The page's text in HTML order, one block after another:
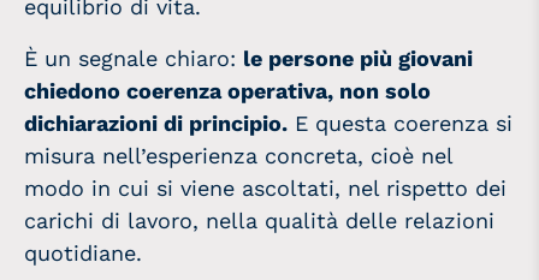
equilibrio di vita.
È un segnale chiaro: le persone più giovani
chiedono coerenza operativa, non solo
dichiarazioni di principio. E questa coerenza si
misura nell’esperienza concreta, cioè nel
modo in cui si viene ascoltati, nel rispetto dei
carichi di lavoro, nella qualità delle relazioni
quotidiane.